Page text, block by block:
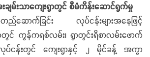
ျမ်းသာကျေးရွာတွင် စီမံကိန်းဆောင်ရွက်မှု
ည်ဆောက်ခြင်း လုပ်ငန်းများအနေဖြင့်
ာတွင် ကွန်ကရစ်လမ်း၊ ရွာတွင်းရိစာလမ်းဖောက်
းလုပ်ငန်းတွင် ကျေးရွာနှင့် ၂ မိုင်ခန့် အကွာ